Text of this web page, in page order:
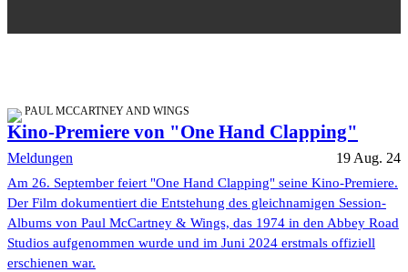
PAUL MCCARTNEY AND WINGS
Kino-Premiere von "One Hand Clapping"
Meldungen 19 Aug. 24
Am 26. September feiert "One Hand Clapping" seine Kino-Premiere.
Der Film dokumentiert die Entstehung des gleichnamigen Session-
Albums von Paul McCartney & Wings, das 1974 in den Abbey Road
Studios aufgenommen wurde und im Juni 2024 erstmals offiziell
erschienen war.